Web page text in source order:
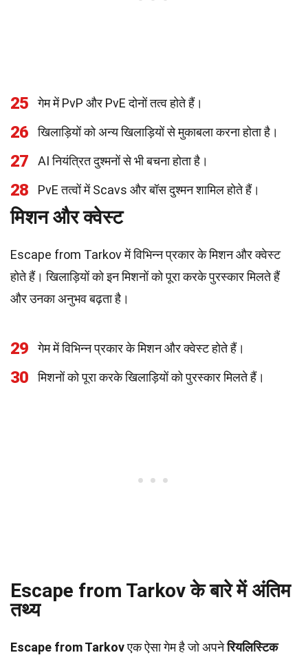
25 गेम में PvP और PvE दोनों तत्व होते हैं।
26 खिलाड़ियों को अन्य खिलाड़ियों से मुकाबला करना होता है।
27 AI नियंत्रित दुश्मनों से भी बचना होता है।
28 PvE तत्वों में Scavs और बॉस दुश्मन शामिल होते हैं।
मिशन और क्वेस्ट
Escape from Tarkov में विभिन्न प्रकार के मिशन और क्वेस्ट
होते हैं। खिलाड़ियों को इन मिशनों को पूरा करके पुरस्कार मिलते हैं
और उनका अनुभव बढ़ता है।
29 गेम में विभिन्न प्रकार के मिशन और क्वेस्ट होते हैं।
30 मिशनों को पूरा करके खिलाड़ियों को पुरस्कार मिलते हैं।
Escape from Tarkov के बारे में अंतिम
तथ्य
Escape from Tarkovएक ऐसा गेम है जो अपनेरियलिस्टिक